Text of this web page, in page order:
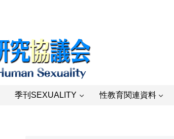
季刊SEXUALITY 性教育関連資料